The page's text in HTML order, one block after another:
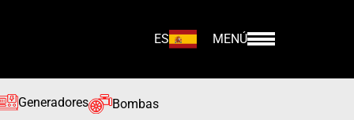
ES MENÚ
Generadores Bombas